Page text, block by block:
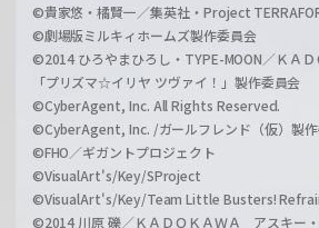
©貴家悠・橘賢一／集英社・Project
©劇場版ミルキィホームズ製作委員会
©2014 ひろやまひろし・TYPE-MOON／ＫＡ
「プリズマ☆イリヤ ツヴァイ！」製作委員会
©CyberAgent, Inc. All Rights Reserved.
©CyberAgent, Inc. /ガールフレンド（仮）製
©FHO／ギガントプロジェクト
©VisualArt's/Key/SProject
©VisualArt's/Key/Team Little Busters!
©2014 川原 礫／ＫＡＤＯＫＡＷＡ アスキー